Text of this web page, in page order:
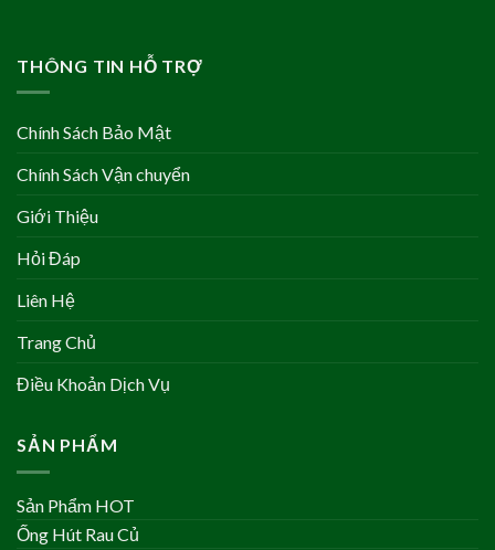
THÔNG TIN HỖ TRỢ
Chính Sách Bảo Mật
Chính Sách Vận chuyển
Giới Thiệu
Hỏi Đáp
Liên Hệ
Trang Chủ
Điều Khoản Dịch Vụ
SẢN PHẨM
Sản Phẩm HOT
Ống Hút Rau Củ